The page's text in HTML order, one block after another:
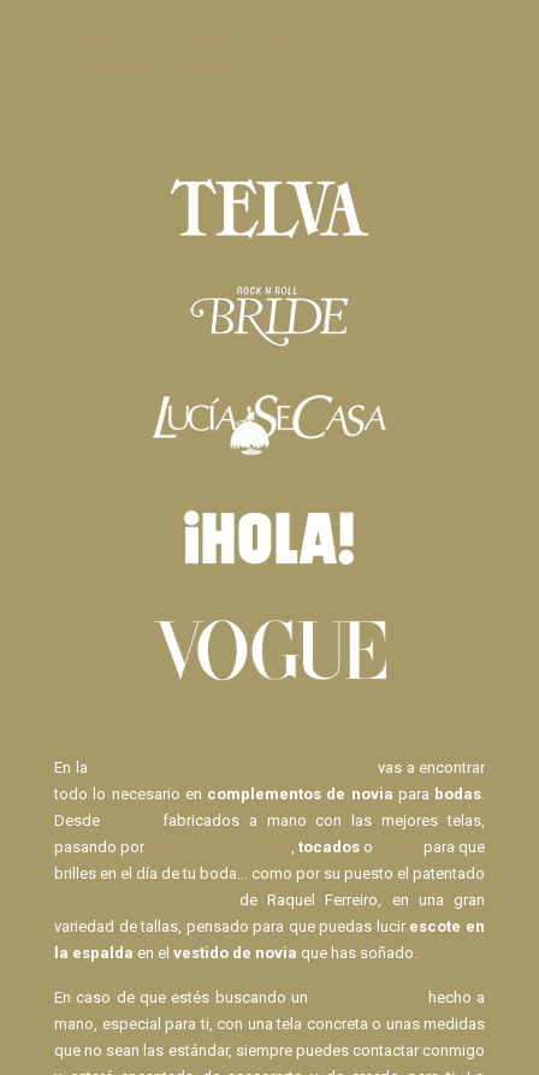
En la
vas a encontrar
todo lo necesario en complementos de novia para bodas
Desde
fabricados a mano con las mejores telas,
pasando por
,tocados o
para que
brilles en el día de tu boda... como por su puesto el patentado
de Raquel Ferreiro, en una gran
variedad de tallas, pensado para que puedas lucir escote en
la espalda en el vestido de novia que has soñado.
En caso de que estés buscando un
hecho a
mano, especial para ti, con una tela concreta o unas medidas
que no sean las estándar, siempre puedes contactar conmigo